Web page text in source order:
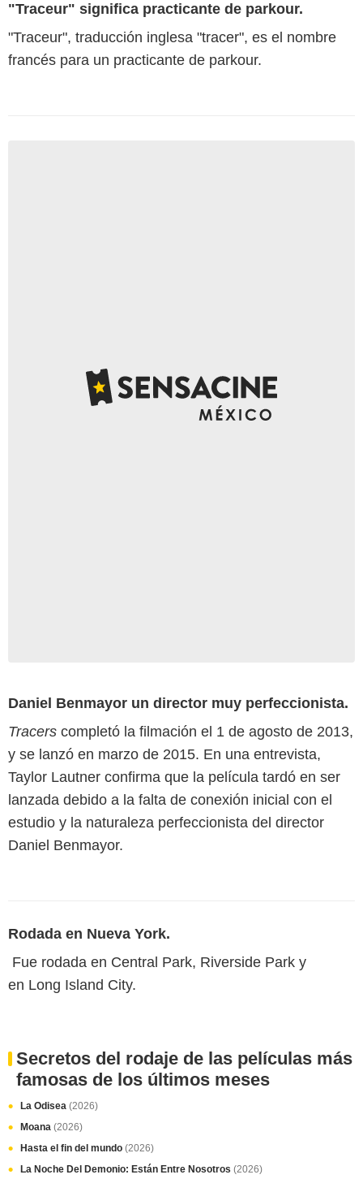
"Traceur" significa practicante de parkour.
"Traceur", traducción inglesa "tracer", es el nombre
francés para un practicante de parkour.
Daniel Benmayor un director muy perfeccionista.
Tracers completó la filmación el 1 de agosto de 2013,
y se lanzó en marzo de 2015. En una entrevista,
Taylor Lautner confirma que la película tardó en ser
lanzada debido a la falta de conexión inicial con el
estudio y la naturaleza perfeccionista del director
Daniel Benmayor.
Rodada en Nueva York.
Fue rodada en Central Park, Riverside Park y
en Long Island City.
Secretos del rodaje de las películas más
famosas de los últimos meses
La Odisea (2026)
Moana (2026)
Hasta el fin del mundo (2026)
La Noche Del Demonio: Están Entre Nosotros (2026)